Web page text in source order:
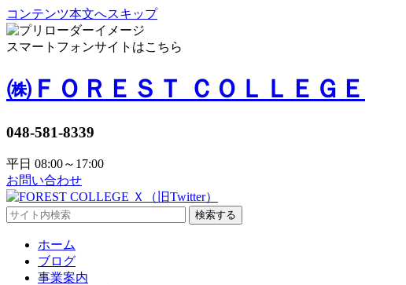
コンテンツ本文へスキップ
スマートフォンサイトはこちら
㈱ＦＯＲＥＳＴ ＣＯＬＬＥＧＥ
048-581-8339
平日 08:00～17:00
お問い合わせ
検索する
ホーム
ブログ
事業案内